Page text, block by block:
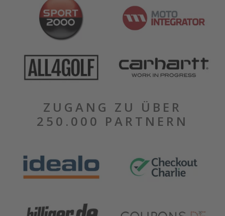
ZUGANG ZU ÜBER
250.000 PARTNERN